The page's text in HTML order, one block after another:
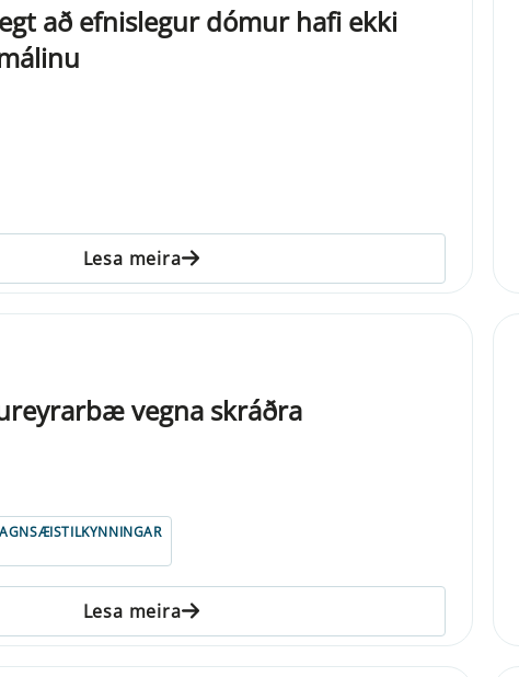
að efnislegur dómur hafi ekki
Lesa meira
vegna skráðra
Lesa meira